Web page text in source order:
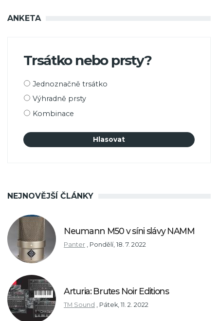
ANKETA
Trsátko nebo prsty?
Možnosti
Jednoznačně trsátko
Výhradně prsty
Kombinace
NEJNOVĚJŠÍ ČLÁNKY
Neumann M50 v síni slávy NAMM
Panter Pondělí, 18. 7. 2022
Arturia: Brutes Noir Editions
TM Sound Pátek, 11. 2. 2022